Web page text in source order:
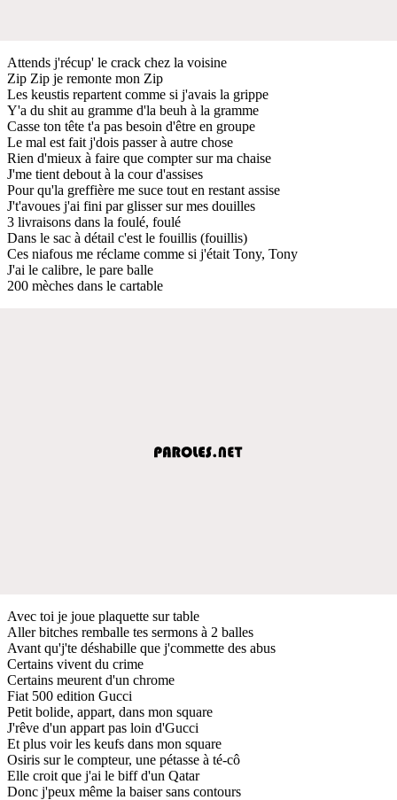
Attends j'récup' le crack chez la voisine
Zip Zip je remonte mon Zip
Les keustis repartent comme si j'avais la grippe
Y'a du shit au gramme d'la beuh à la gramme
Casse ton tête t'a pas besoin d'être en groupe
Le mal est fait j'dois passer à autre chose
Rien d'mieux à faire que compter sur ma chaise
J'me tient debout à la cour d'assises
Pour qu'la greffière me suce tout en restant assise
J't'avoues j'ai fini par glisser sur mes douilles
3 livraisons dans la foulé, foulé
Dans le sac à détail c'est le fouillis (fouillis)
Ces niafous me réclame comme si j'était Tony, Tony
J'ai le calibre, le pare balle
200 mèches dans le cartable
Avec toi je joue plaquette sur table
Aller bitches remballe tes sermons à 2 balles
Avant qu'j'te déshabille que j'commette des abus
Certains vivent du crime
Certains meurent d'un chrome
Fiat 500 edition Gucci
Petit bolide, appart, dans mon square
J'rêve d'un appart pas loin d'Gucci
Et plus voir les keufs dans mon square
Osiris sur le compteur, une pétasse à té-cô
Elle croit que j'ai le biff d'un Qatar
Donc j'peux même la baiser sans contours